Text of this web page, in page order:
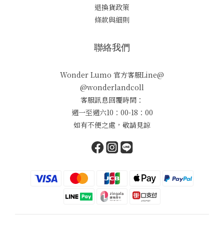
退換貨政策
條款與細則
聯絡我們
Wonder Lumo 官方客服Line@
@wonderlandcoll
客服訊息回覆時間：
週一至週六10：00-18：00
如有不便之處，敬請見諒